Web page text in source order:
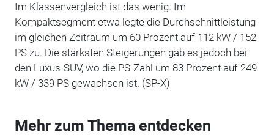
Im Klassenvergleich ist das wenig. Im
Kompaktsegment etwa legte die Durchschnittleistung
im gleichen Zeitraum um 60 Prozent auf 112 kW / 152
PS zu. Die stärksten Steigerungen gab es jedoch bei
den Luxus-SUV, wo die PS-Zahl um 83 Prozent auf 249
kW / 339 PS gewachsen ist. (SP-X)
Mehr zum Thema entdecken